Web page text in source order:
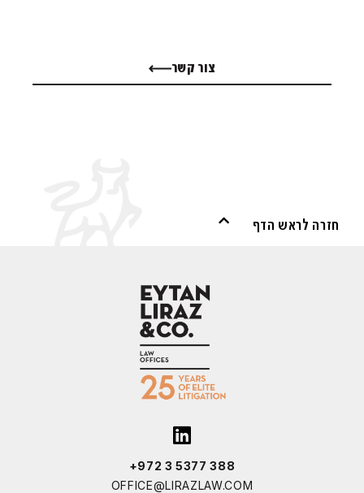
צור קשר
חזרה לראש הדף
+972 3 5377 388
OFFICE@LIRAZLAW.COM